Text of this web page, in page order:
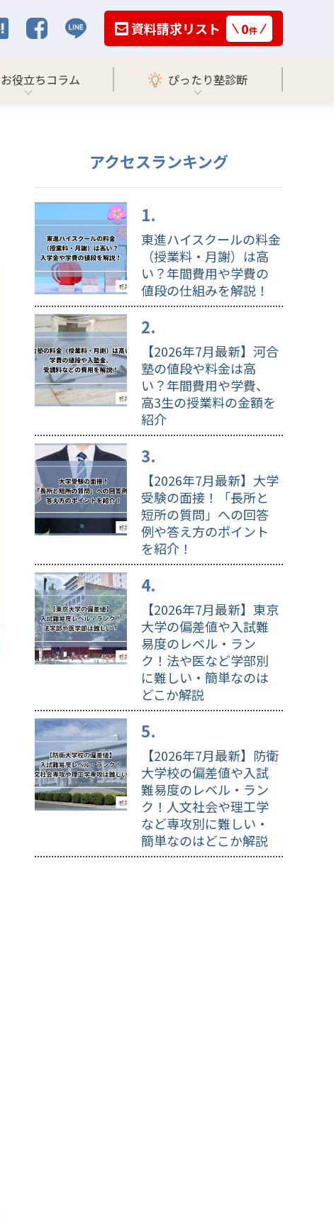
資料請求リスト 0件
お役立ちコラム ぴったり塾診断
アクセスランキング
東進ハイスクールの料金
（授業料・月謝）は高
い？年間費用や学費の
値段の仕組みを解説！
【2026年7月最新】河合
塾の値段や料金は高
い？年間費用や学費、
高3生の授業料の金額を
紹介
【2026年7月最新】大学
受験の面接！「長所と
短所の質問」への回答
例や答え方のポイント
を紹介！
【2026年7月最新】東京
大学の偏差値や入試難
易度のレベル・ラン
ク！法や医など学部別
に難しい・簡単なのは
どこか解説
【2026年7月最新】防衛
大学校の偏差値や入試
難易度のレベル・ラン
ク！人文社会や理工学
など専攻別に難しい・
簡単なのはどこか解説